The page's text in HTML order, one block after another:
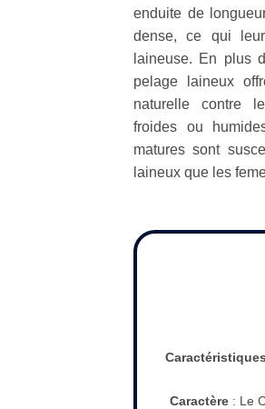
enduite de
dense, ce qui
laineuse. En plus
pelage laineux
naturelle contre
froides ou
matures sont
laineux que les
Caractère: Le